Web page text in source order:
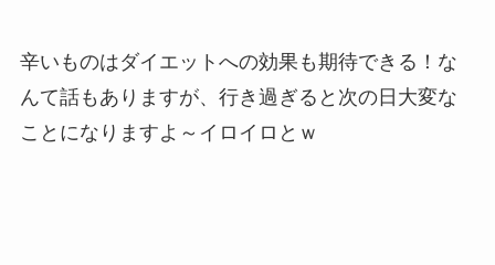
辛いものはダイエットへの効果も期待できる！な
んて話もありますが、行き過ぎると次の日大変な
ことになりますよ～イロイロとｗ